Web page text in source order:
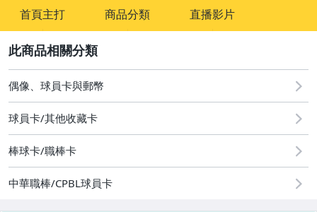
首頁主打 商品分類 直播影片
偶像、球員卡與郵幣
球員卡/其他收藏卡
棒球卡/職棒卡
中華職棒/CPBL球員卡